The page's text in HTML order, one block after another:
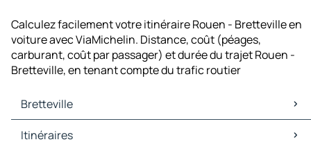
Calculez facilement votre itinéraire Rouen - Bretteville en
voiture avec ViaMichelin. Distance, coût (péages,
carburant, coût par passager) et durée du trajet Rouen -
Bretteville, en tenant compte du trafic routier
Bretteville
Bretteville Cartes et plans
Itinéraires